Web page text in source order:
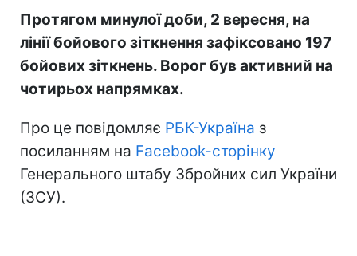
Протягом минулої доби, 2 вересня, на
лінії бойового зіткнення зафіксовано 197
бойових зіткнень. Ворог був активний на
чотирьох напрямках.
Про це повідомляє РБК-Україна з
посиланням на Facebook-сторінку
Генерального штабу Збройних сил України
(ЗСУ).